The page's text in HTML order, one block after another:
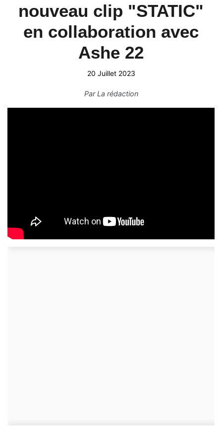
nouveau clip "STATIC"
en collaboration avec
Ashe 22
20 Juillet 2023
ParLa rédaction